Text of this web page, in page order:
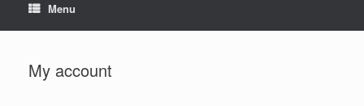
Menu
My account